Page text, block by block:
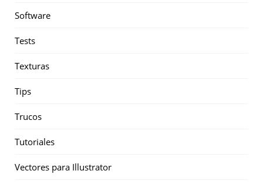
Software
Tests
Texturas
Tips
Trucos
Tutoriales
Vectores para Illustrator